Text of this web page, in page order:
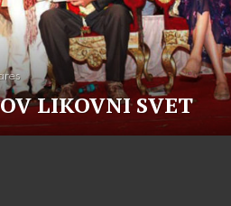
LIKOVNI SVET